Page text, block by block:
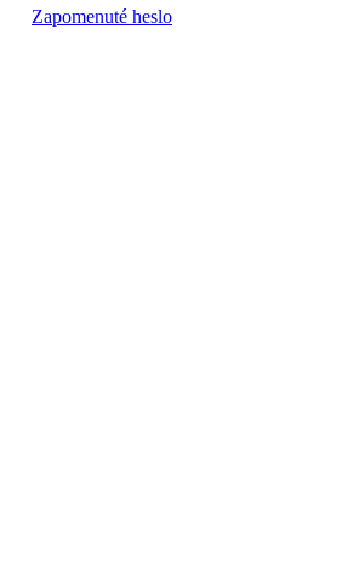
Zapomenuté heslo